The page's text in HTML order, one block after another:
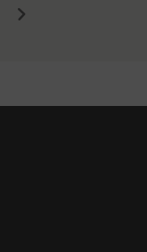
Nächstes